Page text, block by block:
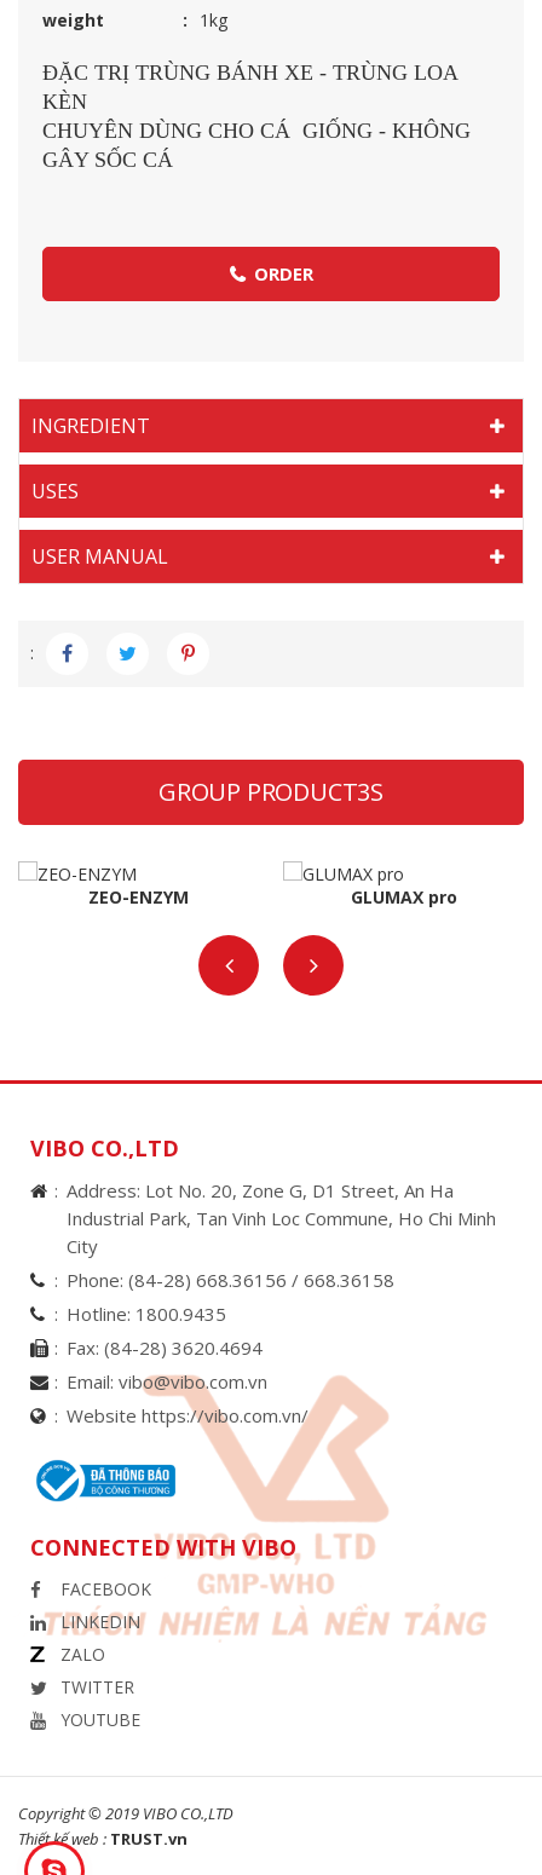
weight
1kg
ĐẶC TRỊ TRÙNG BÁNH XE - TRÙNG LOA
KÈN
CHUYÊN DÙNG CHO CÁ GIỐNG - KHÔNG
GÂY SỐC CÁ
ORDER
INGREDIENT
USES
USER MANUAL
:
GROUP PRODUCT3S
ZEO-ENZYM GLUMAX pro
VIBO CO.,LTD
Address: Lot No. 20, Zone G, D1 Street, An Ha
Industrial Park, Tan Vinh Loc Commune, Ho Chi Minh
City
Phone: (84-28) 668.36156 / 668.36158
Hotline: 1800.9435
Fax: (84-28) 3620.4694
Email: vibo@vibo.com.vn
Website https://vibo.com.vn/
CONNECTED WITH VIBO
FACEBOOK
LINKEDIN
ZALO
TWITTER
YOUTUBE
Copyright © 2019 VIBO CO.,LTD
Thiết kế web : TRUST.vn